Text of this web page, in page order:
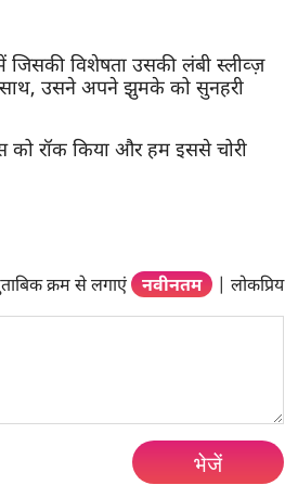
विशेषता उसकी लंबी स्लीव्ज़
उसने अपने झुमके को सुनहरी
को रॉक किया और हम इससे चोरी
क्रम से लगाएं नवीनतम | लोकप्रिय
भेजें